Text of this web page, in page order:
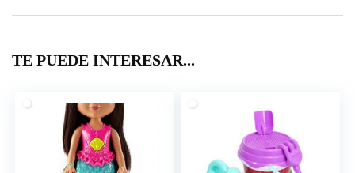
TE PUEDE INTERESAR...